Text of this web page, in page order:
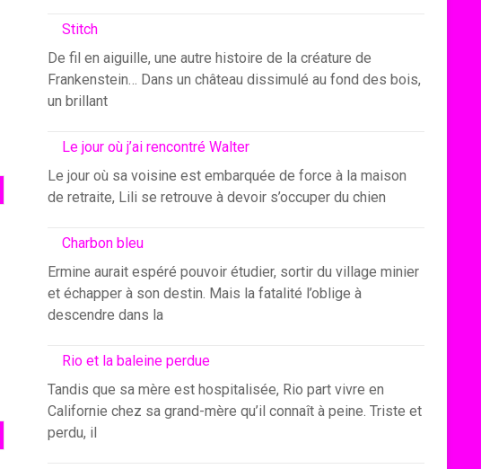
Stitch
De fil en aiguille, une autre histoire de la créature de
Frankenstein… Dans un château dissimulé au fond des bois,
un brillant
Le jour où j’ai rencontré Walter
Le jour où sa voisine est embarquée de force à la maison
de retraite, Lili se retrouve à devoir s’occuper du chien
Charbon bleu
Ermine aurait espéré pouvoir étudier, sortir du village minier
et échapper à son destin. Mais la fatalité l’oblige à
descendre dans la
Rio et la baleine perdue
Tandis que sa mère est hospitalisée, Rio part vivre en
Californie chez sa grand-mère qu’il connaît à peine. Triste et
perdu, il